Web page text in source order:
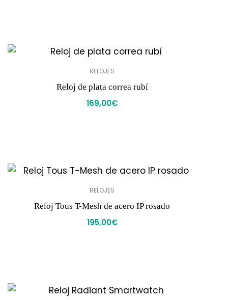
RELOJES
Reloj de plata correa rubí
169,00€
RELOJES
Reloj Tous T-Mesh de acero IP rosado
195,00€